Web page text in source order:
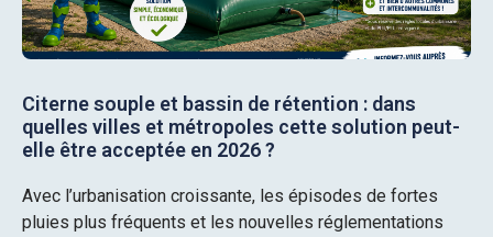
Citerne souple et bassin de rétention : dans
quelles villes et métropoles cette solution peut-
elle être acceptée en 2026 ?
Avec l’urbanisation croissante, les épisodes de fortes
pluies plus fréquents et les nouvelles réglementations